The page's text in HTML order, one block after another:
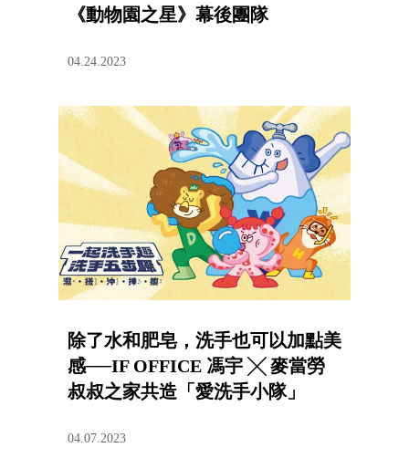
《動物園之星》幕後團隊
04.24.2023
除了水和肥皂，洗手也可以加點美
感──IF OFFICE 馮宇 ╳ 麥當勞
叔叔之家共造「愛洗手小隊」
04.07.2023